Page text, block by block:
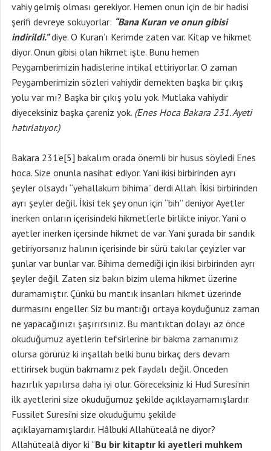
vahiy gelmiş olması gerekiyor. Hemen onun için de bir hadisi
şerifi devreye sokuyorlar: “Bana Kuran ve onun gibisi
indirildi.”diye. O Kuran’ı Kerimde zaten var. Kitap ve hikmet
diyor. Onun gibisi olan hikmet işte. Bunu hemen
Peygamberimizin hadislerine intikal ettiriyorlar. O zaman
Peygamberimizin sözleri vahiydir demekten başka bir çıkış
yolu var mı? Başka bir çıkış yolu yok. Mutlaka vahiydir
diyeceksiniz başka çareniz yok. (Enes Hoca Bakara 231. Ayeti
hatırlatıyor.)
Bakara 231’e[5] bakalım orada önemli bir husus söyledi Enes
hoca. Size onunla nasihat ediyor. Yani ikisi birbirinden ayrı
şeyler olsaydı “yehallakum bihima” derdi Allah. İkisi birbirinden
ayrı şeyler değil. İkisi tek şey onun için “bih” deniyor Ayetler
inerken onların içerisindeki hikmetlerle birlikte iniyor. Yani o
ayetler inerken içersinde hikmet de var. Yani şurada bir sandık
getiriyorsanız halının içerisinde bir sürü takılar çeyizler var
şunlar var bunlar var. Bihima demediği için ikisi birbirinden ayrı
şeyler değil. Zaten siz bakın bizim ulema hikmet üzerine
duramamıştır. Çünkü bu mantık insanları hikmet üzerinde
durmasını engeller. Siz bu mantığı ortaya koyduğunuz zaman
ne yapacağınızı şaşırırsınız. Bu mantıktan dolayı az önce
okuduğumuz ayetlerin tefsirlerine bir bakma zamanımız
olursa görürüz ki inşallah belki bunu birkaç ders devam
ettirirsek bugün bakmamız pek faydalı değil. Önceden
hazırlık yapılırsa daha iyi olur. Göreceksiniz ki Hud Suresi’nin
ilk ayetlerini size okuduğumuz şekilde açıklayamamışlardır.
Fussilet Suresi’ni size okuduğumu şekilde
açıklayamamışlardır. Hâlbuki Allahütealâ ne diyor?
Allahütealâ diyor ki “Bu bir kitaptır ki ayetleri muhkem